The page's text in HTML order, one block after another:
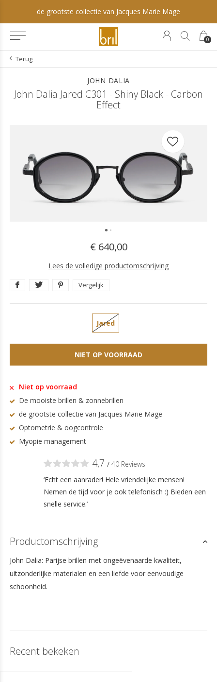
0
de grootste collectie van Jacques Marie Mage
Terug
JOHN DALIA
John Dalia Jared C301 - Shiny Black - Carbon
Effect
€ 640,00
Lees de volledige productomschrijving
Vergelijk
Jared
NIET OP VOORRAAD
Niet op voorraad
De mooiste brillen & zonnebrillen
de grootste collectie van Jacques Marie Mage
Optometrie & oogcontrole
Myopie management
4,7 / 40 Reviews
‘Echt een aanrader! Hele vriendelijke mensen!
Nemen de tijd voor je ook telefonisch :) Bieden een
snelle service.’
Productomschrijving
John Dalia: Parijse brillen met ongeëvenaarde kwaliteit,
uitzonderlijke materialen en een liefde voor eenvoudige
schoonheid.
Recent bekeken